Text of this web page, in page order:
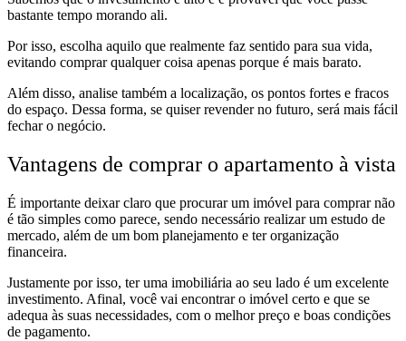
bastante tempo morando ali.
Por isso, escolha aquilo que realmente faz sentido para sua vida,
evitando comprar qualquer coisa apenas porque é mais barato.
Além disso, analise também a localização, os pontos fortes e fracos
do espaço. Dessa forma, se quiser revender no futuro, será mais fácil
fechar o negócio.
Vantagens de comprar o apartamento à vista
É importante deixar claro que procurar um imóvel para comprar não
é tão simples como parece, sendo necessário realizar um estudo de
mercado, além de um bom planejamento e ter organização
financeira.
Justamente por isso, ter uma imobiliária ao seu lado é um excelente
investimento. Afinal, você vai encontrar o imóvel certo e que se
adequa às suas necessidades, com o melhor preço e boas condições
de pagamento.